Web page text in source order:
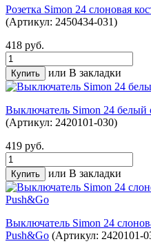
Розетка Simon 24 слоновая
(Артикул: 2450434-031)
418 руб.
или В закладки
Выключатель Simon 24
(Артикул: 2420101-030)
419 руб.
или В закладки
Выключатель Simon 24
Push&Go (Артикул: 2420101-